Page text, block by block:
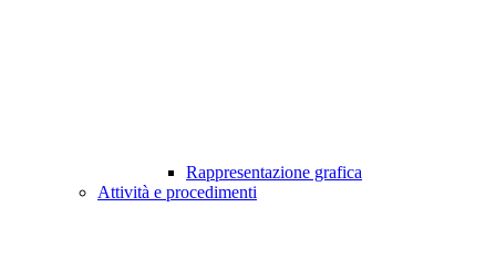
Rappresentazione grafica
Attività e procedimenti